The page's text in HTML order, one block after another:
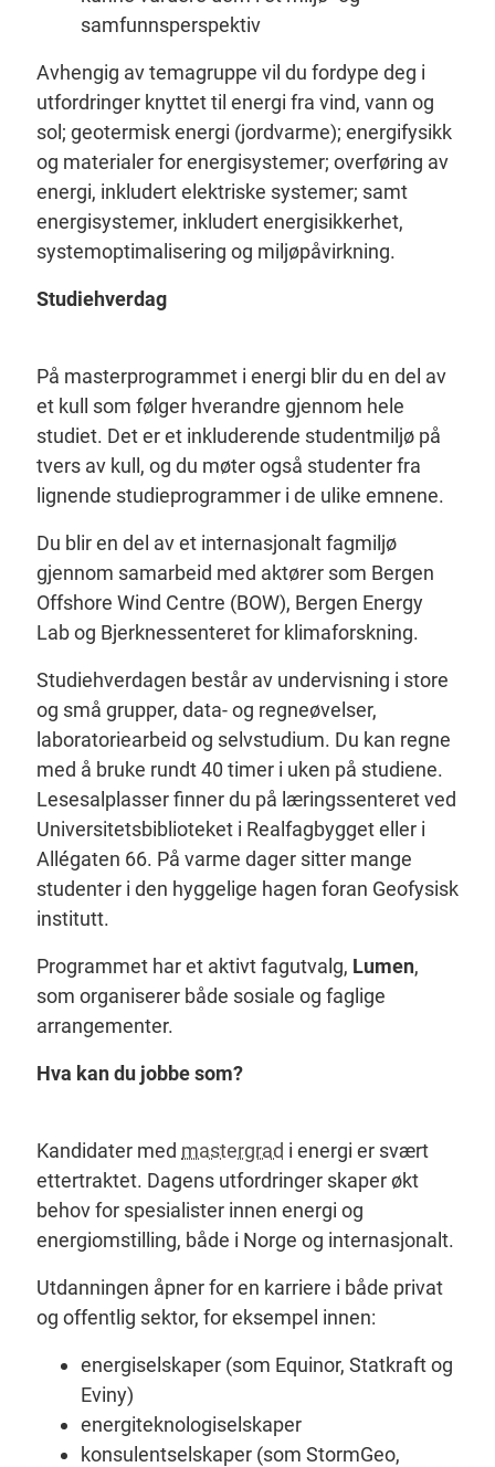
samfunnsperspektiv
Avhengig av temagruppe vil du fordype deg i
utfordringer knyttet til energi fra vind, vann og
sol; geotermisk energi (jordvarme); energifysikk
og materialer for energisystemer; overføring av
energi, inkludert elektriske systemer; samt
energisystemer, inkludert energisikkerhet,
systemoptimalisering og miljøpåvirkning.
Studiehverdag
På masterprogrammet i energi blir du en del av
et kull som følger hverandre gjennom hele
studiet. Det er et inkluderende studentmiljø på
tvers av kull, og du møter også studenter fra
lignende studieprogrammer i de ulike emnene.
Du blir en del av et internasjonalt fagmiljø
gjennom samarbeid med aktører som Bergen
Offshore Wind Centre (BOW), Bergen Energy
Lab og Bjerknessenteret for klimaforskning.
Studiehverdagen består av undervisning i store
og små grupper, data- og regneøvelser,
laboratoriearbeid og selvstudium. Du kan regne
med å bruke rundt 40 timer i uken på studiene.
Lesesalplasser finner du på læringssenteret ved
Universitetsbiblioteket i Realfagbygget eller i
Allégaten 66. På varme dager sitter mange
studenter i den hyggelige hagen foran Geofysisk
institutt.
Programmet har et aktivt fagutvalg, Lumen,
som organiserer både sosiale og faglige
arrangementer.
Hva kan du jobbe som?
Kandidater med mastergrad i energi er svært
ettertraktet. Dagens utfordringer skaper økt
behov for spesialister innen energi og
energiomstilling, både i Norge og internasjonalt.
Utdanningen åpner for en karriere i både privat
og offentlig sektor, for eksempel innen:
energiselskaper (som Equinor, Statkraft og
Eviny)
energiteknologiselskaper
konsulentselskaper (som StormGeo,